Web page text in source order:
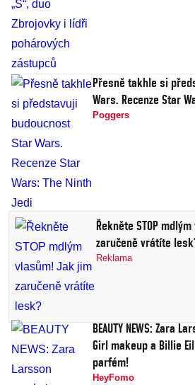
Přesně takhle si
Wars. Recenze Star
Poggers
Řekněte STOP
zaručeně vrátíte
Reklama
BEAUTY NEWS: Zara
Girl makeup a Billie
parfém!
HeyFomo